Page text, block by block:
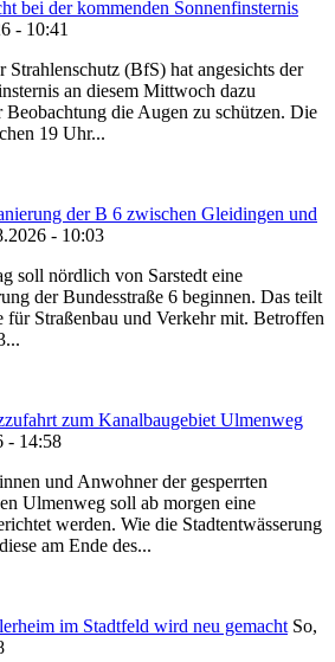
bei der kommenden Sonnenfinsternis
- 10:41
Strahlenschutz (BfS) hat angesichts der
an diesem Mittwoch dazu
Beobachtung die Augen zu schützen. Die
19 Uhr...
der B 6 zwischen Gleidingen und
- 10:03
soll nördlich von Sarstedt eine
der Bundesstraße 6 beginnen. Das teilt
für Straßenbau und Verkehr mit. Betroffen
zum Kanalbaugebiet Ulmenweg
- 14:58
und Anwohner der gesperrten
Ulmenweg soll ab morgen eine
werden. Wie die Stadtentwässerung
am Ende des...
im Stadtfeld wird neu gemacht So,